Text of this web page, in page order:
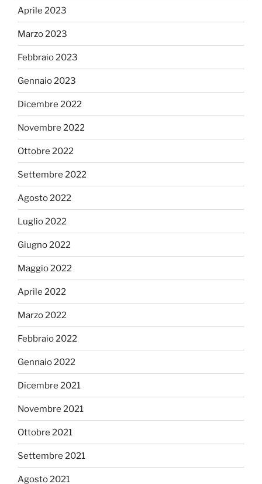
Aprile 2023
Marzo 2023
Febbraio 2023
Gennaio 2023
Dicembre 2022
Novembre 2022
Ottobre 2022
Settembre 2022
Agosto 2022
Luglio 2022
Giugno 2022
Maggio 2022
Aprile 2022
Marzo 2022
Febbraio 2022
Gennaio 2022
Dicembre 2021
Novembre 2021
Ottobre 2021
Settembre 2021
Agosto 2021